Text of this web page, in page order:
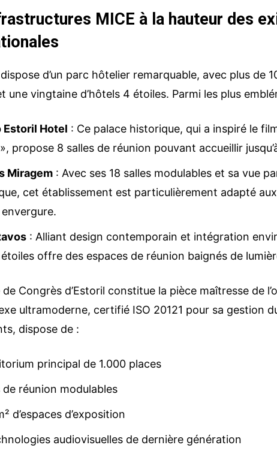
au Portugal
en !
connaissance du Portugal, Lusalma
les projets sur place :
voyages et plus encore !
Votre nom et prénom
Votre message
MICE à la hauteur des
d’un parc hôtelier remarquable, avec plus de
une vingtaine d’hôtels 4 étoiles. Parmi les plus
Estoril Hotel : Ce palace historique, qui a inspiré le
propose 8 salles de réunion pouvant accueillir
Miragem : Avec ses 18 salles modulables et sa vue
cet établissement est particulièrement adapté
: Alliant design contemporain et intégration
offre des espaces de réunion baignés de
Congrès d’Estoril constitue la pièce maîtresse de
ultramoderne, certifié ISO 20121 pour sa gestion
dispose de :
principal de 1.000 places
de réunion modulables
d’espaces d’exposition
audiovisuelles de dernière génération